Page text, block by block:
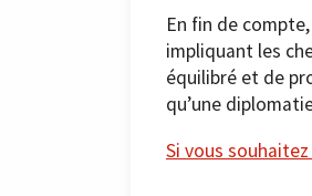
En fin de
impliquant les
équilibré et de
qu’une
Si vous